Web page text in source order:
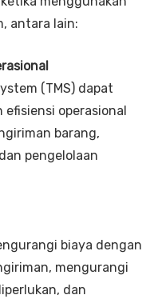
antara lain:
(TMS) dapat
operasional
barang,
pengelolaan
biaya dengan
mengurangi
dan